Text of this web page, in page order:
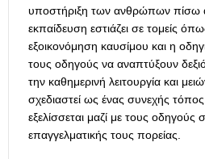
υποστήριξη των ανθρώπων πίσω
εκπαίδευση εστιάζει σε τομείς
εξοικονόμηση καυσίμου και η
τους οδηγούς να αναπτύξουν
την καθημερινή λειτουργία και
σχεδιαστεί ως ένας συνεχής
εξελίσσεται μαζί με τους οδηγούς
επαγγελματικής τους πορείας.